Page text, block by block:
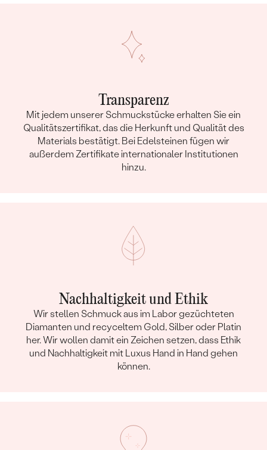
Transparenz
Mit jedem unserer Schmuckstücke erhalten Sie ein
Qualitätszertifikat, das die Herkunft und Qualität des
Materials bestätigt. Bei Edelsteinen fügen wir
außerdem Zertifikate internationaler Institutionen
hinzu.
Nachhaltigkeit und Ethik
Wir stellen Schmuck aus im Labor gezüchteten
Diamanten und recyceltem Gold, Silber oder Platin
her. Wir wollen damit ein Zeichen setzen, dass Ethik
und Nachhaltigkeit mit Luxus Hand in Hand gehen
können.